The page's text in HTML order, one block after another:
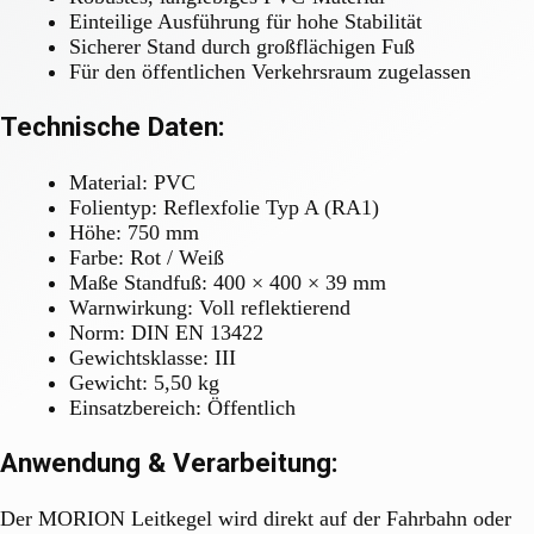
Einteilige Ausführung für hohe Stabilität
Sicherer Stand durch großflächigen Fuß
Für den öffentlichen Verkehrsraum zugelassen
Technische Daten:
Material: PVC
Folientyp: Reflexfolie Typ A (RA1)
Höhe: 750 mm
Farbe: Rot / Weiß
Maße Standfuß: 400 × 400 × 39 mm
Warnwirkung: Voll reflektierend
Norm: DIN EN 13422
Gewichtsklasse: III
Gewicht: 5,50 kg
Einsatzbereich: Öffentlich
Anwendung & Verarbeitung:
Der MORION Leitkegel wird direkt auf der Fahrbahn oder